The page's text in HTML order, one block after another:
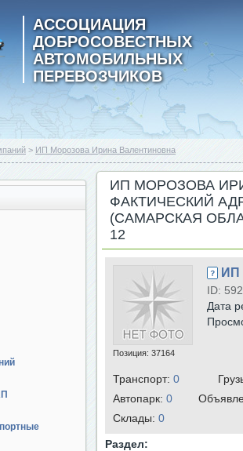
АССОЦИАЦИЯ
ДОБРОСОВЕСТНЫХ
АВТОМОБИЛЬНЫХ
ПЕРЕВОЗЧИКОВ
> ИП Морозова Ирина Валентиновна
ИП МОРОЗОВА
ФАКТИЧЕСКИЙ
(САМАРСКАЯ
12
Позиция: 37164
ИП
ID: 592
Дата
Транспорт: 0
Автопарк: 0
Cклады: 0
Раздел: